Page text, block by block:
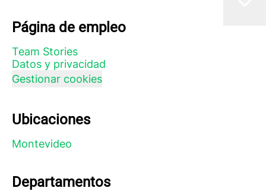
Página de empleo
Team Stories
Datos y privacidad
Gestionar cookies
Ubicaciones
Montevideo
Departamentos